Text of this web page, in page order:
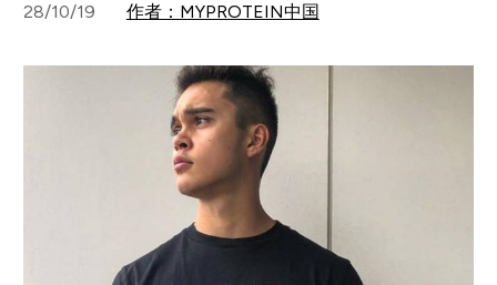
28/10/19 作者：MYPROTEIN中国